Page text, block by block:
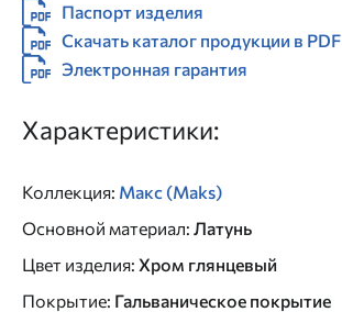
Паспорт изделия
Скачать каталог продукции в PDF
Электронная гарантия
Характеристики:
Коллекция: Макс (Maks)
Основной материал: Латунь
Цвет изделия: Хром глянцевый
Покрытие: Гальваническое покрытие